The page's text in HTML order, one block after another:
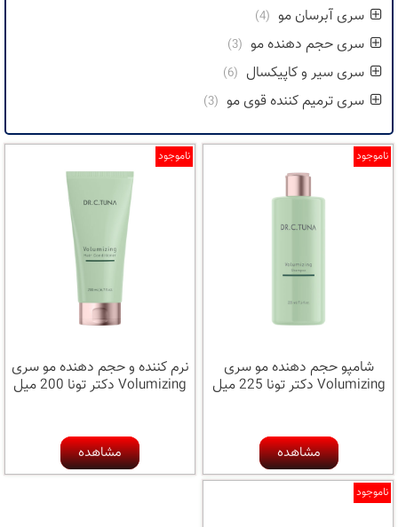
سری آبرسان مو (4)
سری حجم دهنده مو (3)
سری سیر و کاپیکسال (6)
سری ترمیم کننده قوی مو (3)
ناموجود
شامپو حجم دهنده مو سری
Volumizing دکتر تونا 225 میل
مشاهده
ناموجود
نرم کننده و حجم دهنده مو سری
Volumizing دکتر تونا 200 میل
مشاهده
ناموجود